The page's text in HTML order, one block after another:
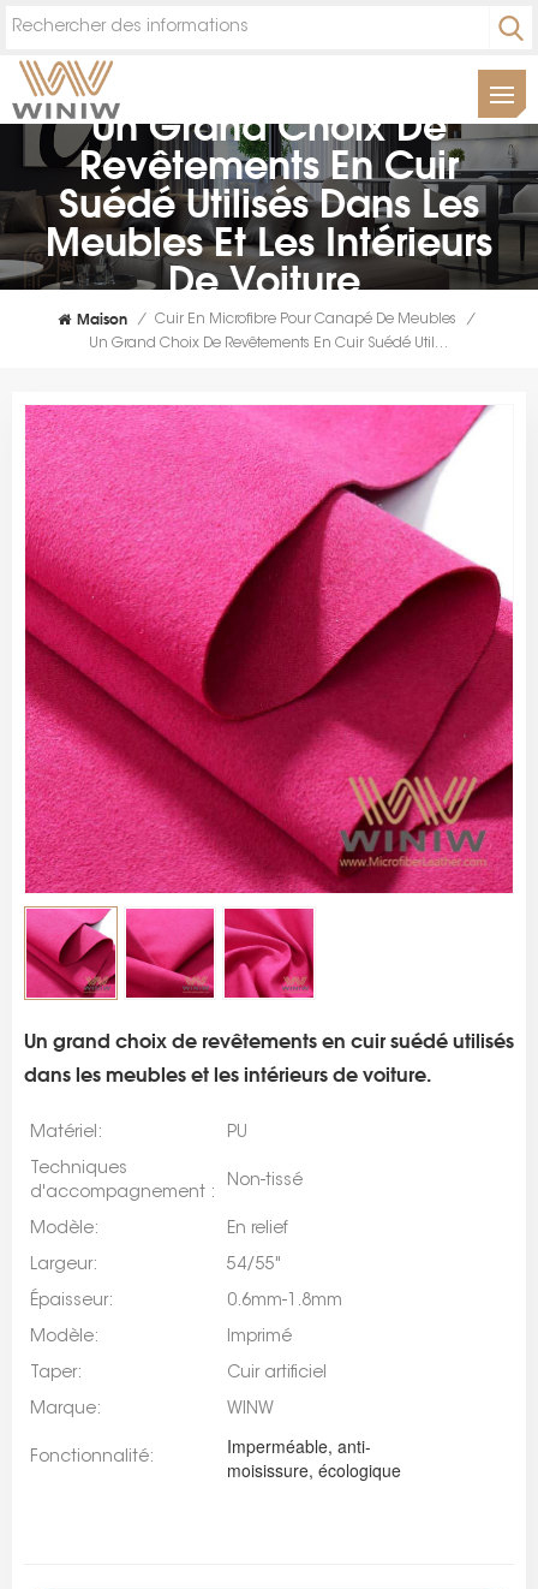
Un Grand Choix De
Revêtements En Cuir
Suédé Utilisés Dans Les
Meubles Et Les Intérieurs
De Voiture.
Maison / Cuir En Microfibre Pour Canapé De Meubles
/
Un Grand Choix De Revêtements En Cuir Suédé Utilisés Dans Les Meubles Et Les Intérieurs De Voiture.
Un grand choix de revêtements en cuir suédé utilisés
dans les meubles et les intérieurs de voiture.
Matériel: PU
Techniques
d'accompagnement :
Non-tissé
Modèle: En relief
Largeur: 54/55"
Épaisseur: 0.6mm-1.8mm
Modèle: Imprimé
Taper: Cuir artificiel
Marque: WINW
Fonctionnalité:
Imperméable, anti-
moisissure, écologique